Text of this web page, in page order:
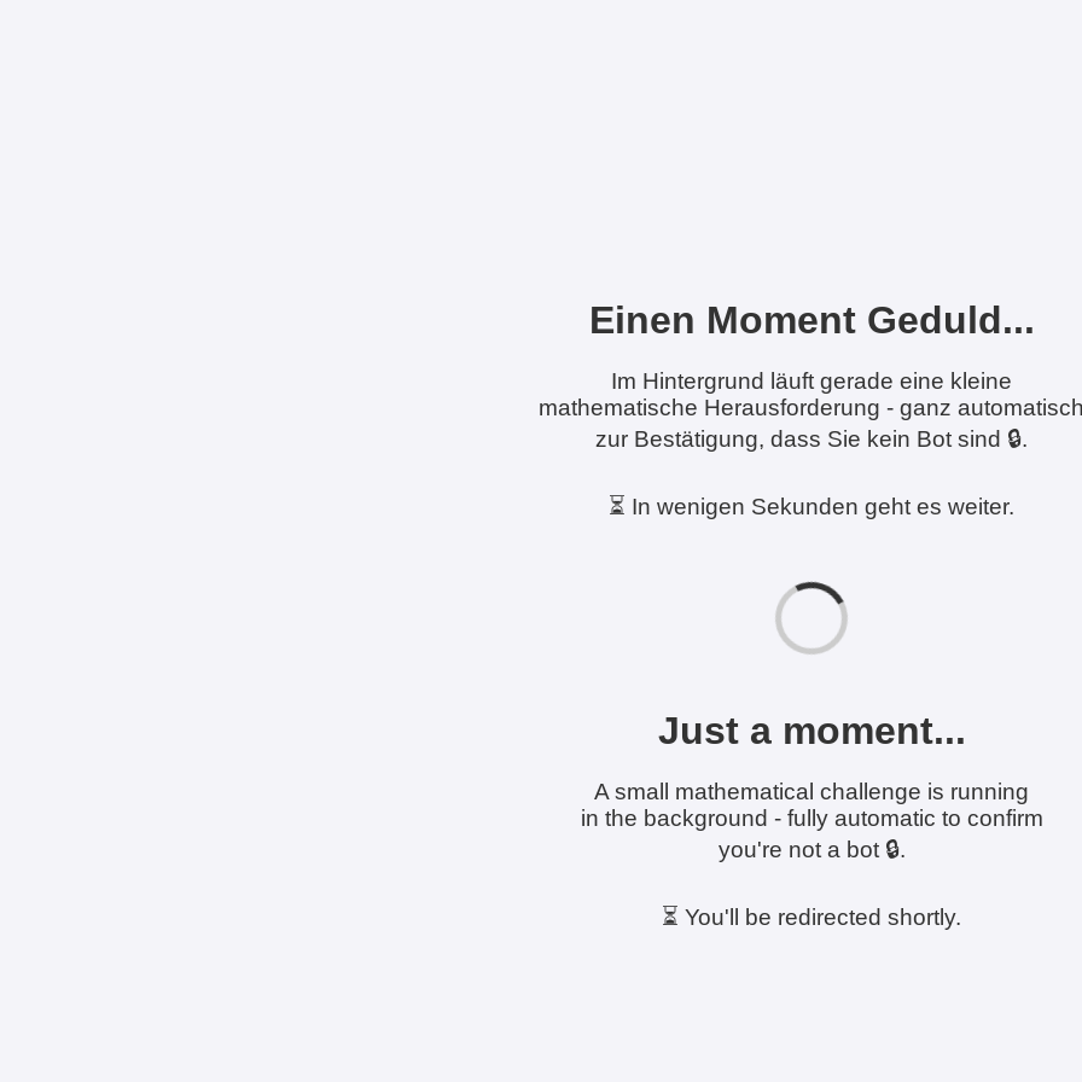
Einen Moment Geduld...
Im Hintergrund läuft gerade eine kleine
mathematische Herausforderung - ganz
zur Bestätigung, dass Sie kein Bot sind 🔒.
⏳ In wenigen Sekunden geht es weiter.
Just a moment...
A small mathematical challenge is running
in the background - fully automatic to confirm
you're not a bot 🔒.
⏳ You'll be redirected shortly.